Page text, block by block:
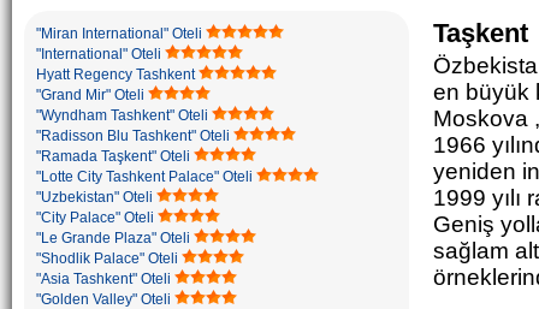
"Miran International" Oteli
"International" Oteli
Hyatt Regency Tashkent
"Grand Mir" Oteli
"Wyndham Tashkent" Oteli
"Radisson Blu Tashkent" Oteli
"Ramada Taşkent" Oteli
"Lotte City Tashkent Palace" Oteli
"Uzbekistan" Oteli
"City Palace" Oteli
"Le Grande Plaza" Oteli
"Shodlik Palace" Oteli
"Asia Tashkent" Oteli
"Golden Valley" Oteli
Taşkent
en büyük
Moskova
1966
yeniden
1999 yılı
Geniş
sağlam